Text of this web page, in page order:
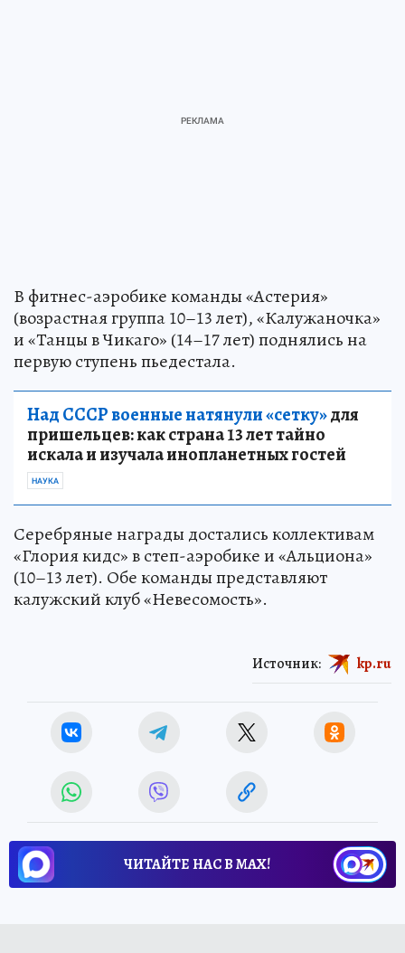
В фитнес-аэробике команды «Астерия»
(возрастная группа 10–13 лет), «Калужаночка»
и «Танцы в Чикаго» (14–17 лет) поднялись на
первую ступень пьедестала.
Над СССР военные натянули «сетку»для
пришельцев: как страна 13 лет тайно
искала и изучала инопланетных гостей
НАУКА
Серебряные награды достались коллективам
«Глория кидс» в степ-аэробике и «Альциона»
(10–13 лет). Обе команды представляют
калужский клуб «Невесомость».
Источник: kp.ru
ЧИТАЙТЕ НАС В МАХ!